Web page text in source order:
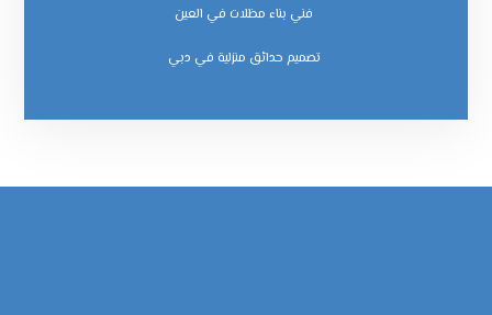
فني بناء مظلات في العين
‏تصميم حدائق منزلية في دبي